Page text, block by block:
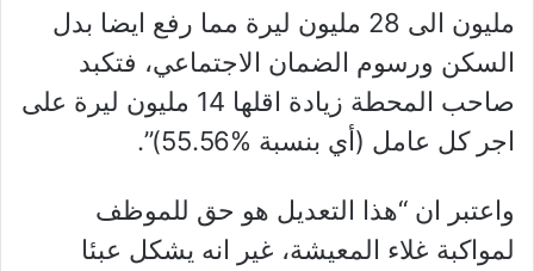
مليون الى 28 مليون ليرة مما رفع ايضا بدل
السكن ورسوم الضمان الاجتماعي، فتكبد
صاحب المحطة زيادة اقلها 14 مليون ليرة على
اجر كل عامل (أي بنسبة %55.56)”.
واعتبر ان “هذا التعديل هو حق للموظف
لمواكبة غلاء المعيشة، غير انه يشكل عبئا